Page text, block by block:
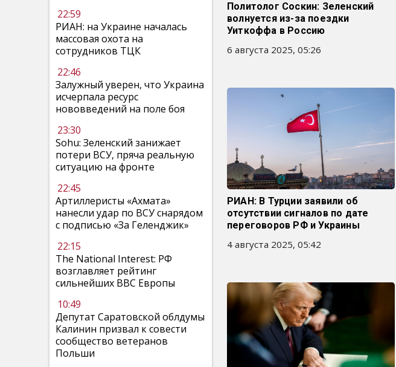
22:59
РИАН: на Украине началась
массовая охота на
сотрудников ТЦК
22:46
Залужный уверен, что Украина
исчерпала ресурс
нововведений на поле боя
23:30
Sohu: Зеленский занижает
потери ВСУ, пряча реальную
ситуацию на фронте
22:45
Артиллеристы «Ахмата»
нанесли удар по ВСУ снарядом
с подписью «За Геленджик»
22:15
The National Interest: РФ
возглавляет рейтинг
сильнейших ВВС Европы
10:49
Депутат Саратовской облдумы
Калинин призвал к совести
сообщество ветеранов
Польши
Политолог Соскин: Зеленский
волнуется из-за поездки
Уиткоффа в Россию
6 августа 2025, 05:26
РИАН: В Турции заявили об
отсутствии сигналов по дате
переговоров РФ и Украины
4 августа 2025, 05:42